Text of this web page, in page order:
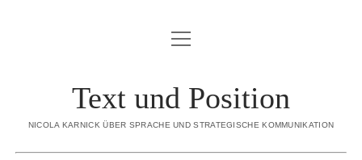
BLOG
Menü
öffnen
Menü
öffnen
Text und Position
NICOLA KARNICK ÜBER SPRACHE UND STRATEGISCHE KOMMUNIKATION